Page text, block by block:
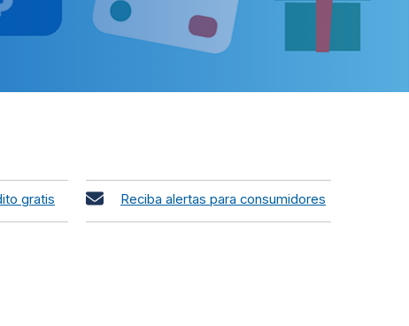
gratis Reciba alertas para consumidores